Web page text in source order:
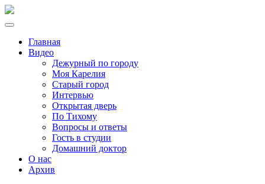
Главная
Видео
Дежурный по городу
Моя Карелия
Старый город
Интервью
Открытая дверь
По Тихому
Вопросы и ответы
Гость в студии
Домашний доктор
О нас
Архив